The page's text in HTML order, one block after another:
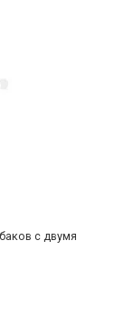
с двумя